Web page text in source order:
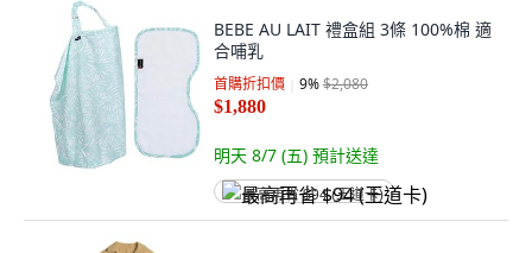
BEBE AU LAIT 禮盒組 3條 100%棉 適
合哺乳
首購折扣價 9%$2,080
$1,880
明天 8/7 (五) 預計送達
最高再省 $94 (王道卡)